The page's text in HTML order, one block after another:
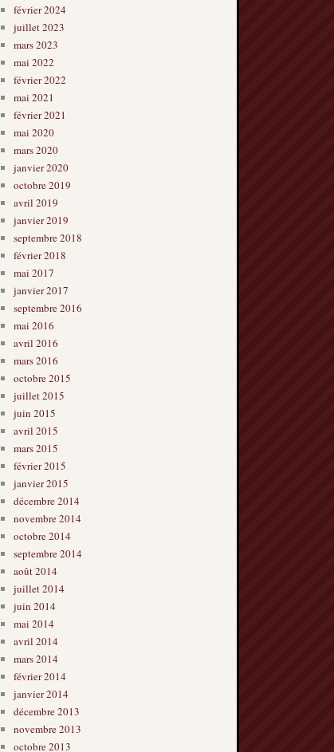
février 2024
juillet 2023
mars 2023
mai 2022
février 2022
mai 2021
février 2021
mai 2020
mars 2020
janvier 2020
octobre 2019
avril 2019
janvier 2019
septembre 2018
février 2018
mai 2017
janvier 2017
septembre 2016
mai 2016
avril 2016
mars 2016
octobre 2015
juillet 2015
juin 2015
avril 2015
mars 2015
février 2015
janvier 2015
décembre 2014
novembre 2014
octobre 2014
septembre 2014
août 2014
juillet 2014
juin 2014
mai 2014
avril 2014
mars 2014
février 2014
janvier 2014
décembre 2013
novembre 2013
octobre 2013